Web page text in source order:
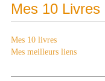
Mes 10 Livres
Mes 10 livres
Mes meilleurs liens